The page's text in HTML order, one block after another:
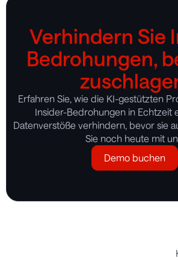
Verhindern Sie
Bedrohungen,
Erfahren Sie, wie die KI-gestützten
Insider-Bedrohungen in Echtzeit
Datenverstöße verhindern, bevor sie
Sie noch heute mit
Demo buchen